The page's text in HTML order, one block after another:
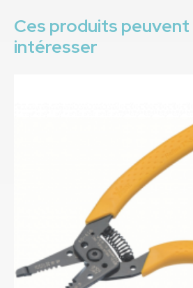
Ces produits
intéresser